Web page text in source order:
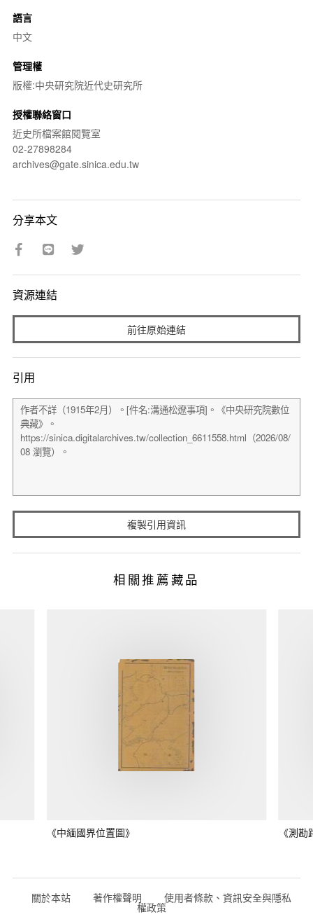
語言
中文
管理權
版權:中央研究院近代史研究所
授權聯絡窗口
近史所檔案館閱覽室
02-27898284
archives@gate.sinica.edu.tw
分享本文
資源連結
前往原始連結
引用
複製引用資訊
相關推薦藏品
《中緬國界位置圖》 《測
關於本站 著作權聲明 使用者條款、資訊安全與隱私
權政策